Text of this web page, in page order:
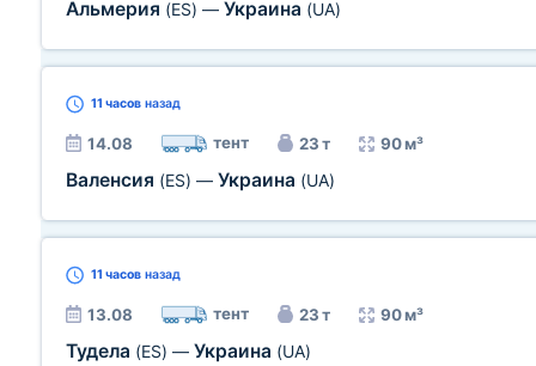
Альмерия (ES) — Украина (UA)
11 часов назад
14.08 тент 23 т 90 м³
Валенсия (ES) — Украина (UA)
11 часов назад
13.08 тент 23 т 90 м³
Тудела (ES) — Украина (UA)